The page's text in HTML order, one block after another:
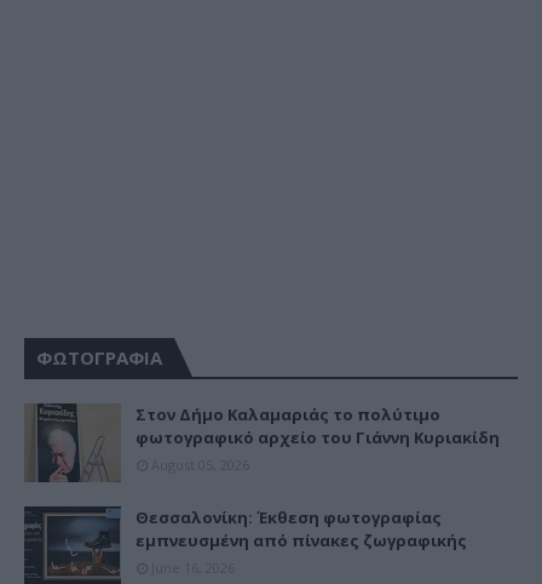
ΦΩΤΟΓΡΑΦΙΑ
Στον Δήμο Καλαμαριάς το πολύτιμο
φωτογραφικό αρχείο του Γιάννη Κυριακίδη
Θεσσαλονίκη: Έκθεση φωτογραφίας
εμπνευσμένη από πίνακες ζωγραφικής